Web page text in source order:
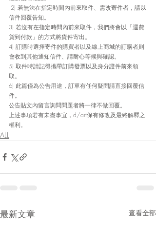
信件回覆告知。
3) 若沒有在指定時間內前來取件，我們將會以「運費
貨到付款」的方式將貨件寄出。
4) 訂購時選擇寄件的購買者以及線上商城的訂購者則
會收到其他通知信件、請耐心等候與確認。
5) 取件時請記得攜帶訂購發票以及身分證件前來領
取。
6) 此篇僅為公告用途，訂單有任何疑問請直接回覆信
件。
公告貼文內留言詢問問題者將一律不做回覆。
上述事項若有未盡事宜，d/art保有修改及最終解釋之
權利。
ALL
最新文章 查看全部